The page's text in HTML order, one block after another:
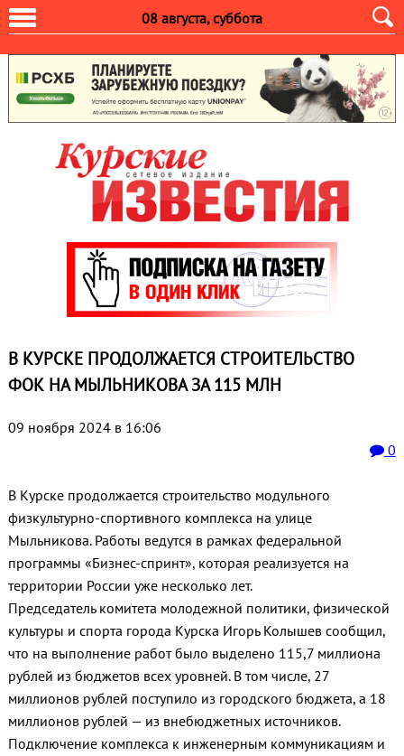
08 августа, суббота
В КУРСКЕ ПРОДОЛЖАЕТСЯ СТРОИТЕЛЬСТВО
ФОК НА МЫЛЬНИКОВА ЗА 115 МЛН
09 ноября 2024 в 16:06
0
В Курске продолжается строительство модульного
физкультурно-спортивного комплекса на улице
Мыльникова. Работы ведутся в рамках федеральной
программы «Бизнес-спринт», которая реализуется на
территории России уже несколько лет.
Председатель комитета молодежной политики, физической
культуры и спорта города Курска Игорь Колышев сообщил,
что на выполнение работ было выделено 115,7 миллиона
рублей из бюджетов всех уровней. В том числе, 27
миллионов рублей поступило из городского бюджета, а 18
миллионов рублей — из внебюджетных источников.
Подключение комплекса к инженерным коммуникациям и